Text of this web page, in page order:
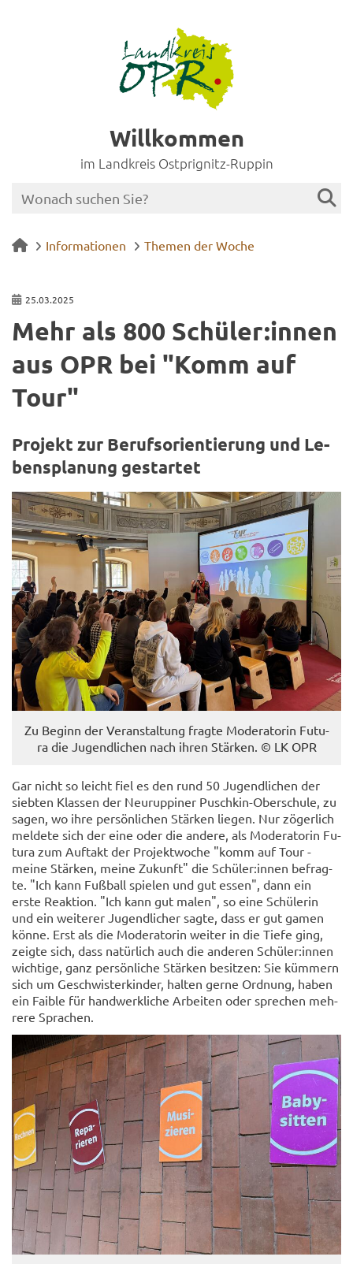
Willkommen
im Landkreis Ostprignitz-Ruppin
Informationen Themen der Woche
25.03.2025
Mehr als 800 Schü­ler:innen
aus OPR bei "Komm auf
Tour"
Pro­jekt zur Be­rufs­ori­en­tie­rung und Le­
bens­pla­nung ge­star­tet
Zu Be­ginn der Ver­an­stal­tung frag­te Mo­de­ra­to­rin Fu­tu­
ra die Ju­gend­li­chen nach ihren Stär­ken. © LK OPR
Gar nicht so leicht fiel es den rund 50 Ju­gend­li­chen der
sieb­ten Klas­sen der Neu­rup­pi­ner Puschkin-​Oberschule, zu
sagen, wo ihre per­sön­li­chen Stär­ken lie­gen. Nur zö­ger­lich
mel­de­te sich der eine oder die an­de­re, als Mo­de­ra­to­rin Fu­
tu­ra zum Auf­takt der Pro­jekt­wo­che "komm auf Tour -
meine Stär­ken, meine Zu­kunft" die Schü­ler:innen be­frag­
te. "Ich kann Fuß­ball spie­len und gut essen", dann ein
erste Re­ak­ti­on. "Ich kann gut malen", so eine Schü­le­rin
und ein wei­te­rer Ju­gend­li­cher sagte, dass er gut gamen
könne. Erst als die Mo­de­ra­to­rin wei­ter in die Tiefe ging,
zeig­te sich, dass na­tür­lich auch die an­de­ren Schü­ler:innen
wich­ti­ge, ganz per­sön­li­che Stär­ken be­sit­zen: Sie küm­mern
sich um Ge­schwis­ter­kin­der, hal­ten gerne Ord­nung, haben
ein Fai­ble für hand­werk­li­che Ar­bei­ten oder spre­chen meh­
re­re Spra­chen.